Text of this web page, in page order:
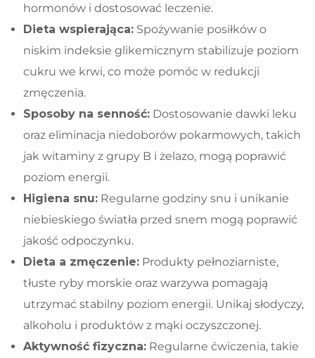
hormonów i dostosować leczenie.
Dieta wspierająca: Spożywanie posiłków o
niskim indeksie glikemicznym stabilizuje poziom
cukru we krwi, co może pomóc w redukcji
zmęczenia.
Sposoby na senność: Dostosowanie dawki leku
oraz eliminacja niedoborów pokarmowych, takich
jak witaminy z grupy B i żelazo, mogą poprawić
poziom energii.
Higiena snu: Regularne godziny snu i unikanie
niebieskiego światła przed snem mogą poprawić
jakość odpoczynku.
Dieta a zmęczenie: Produkty pełnoziarniste,
tłuste ryby morskie oraz warzywa pomagają
utrzymać stabilny poziom energii. Unikaj słodyczy,
alkoholu i produktów z mąki oczyszczonej.
Aktywność fizyczna: Regularne ćwiczenia, takie